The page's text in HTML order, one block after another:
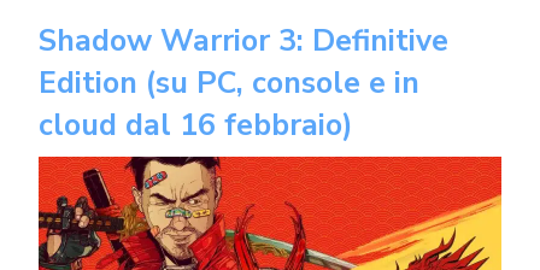
Shadow Warrior 3: Definitive
Edition (su PC, console e in
cloud dal 16 febbraio)